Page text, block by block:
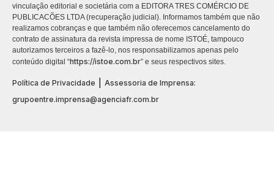
vinculação editorial e societária com a EDITORA TRES COMÉRCIO DE
PUBLICACÕES LTDA (recuperação judicial). Informamos também que não
realizamos cobranças e que também não oferecemos cancelamento do
contrato de assinatura da revista impressa de nome ISTOÉ, tampouco
autorizamos terceiros a fazê-lo, nos responsabilizamos apenas pelo
conteúdo digital “https://istoe.com.br” e seus respectivos sites.
Política de Privacidade
Assessoria de Imprensa:
grupoentre.imprensa@agenciafr.com.br